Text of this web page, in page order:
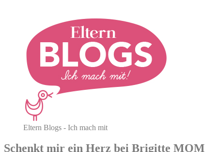
Eltern Blogs - Ich mach mit
Schenkt mir ein Herz bei Brigitte MOM